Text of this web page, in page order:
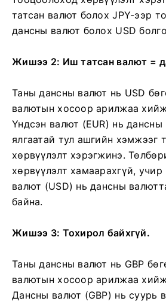
татсан валют болох JPY-ээр
дансны валют болох USD
Жишээ 2: Иш татсан валют =
Таны дансны валют нь USD
валютын хосоор арилжаа
Үндсэн валют (EUR) нь дансны
ялгаатай тул ашгийн хэмжээг
хөрвүүлэлт хэрэгжинэ.
хөрвүүлэлт хамаарахгүй,
валют (USD) нь дансны
байна.
Жишээ 3: Тохирол байхгүй.
Таны дансны валют нь GBP
валютын хосоор арилжаа
Дансны валют (GBP) нь суурь